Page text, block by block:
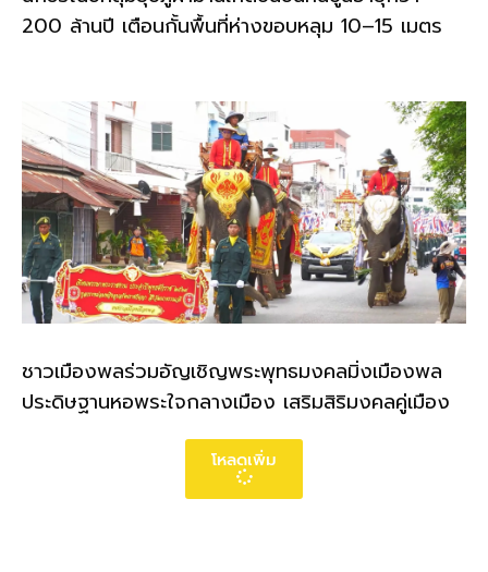
200 ล้านปี เตือนกั้นพื้นที่ห่างขอบหลุม 10–15 เมตร
ชาวเมืองพลร่วมอัญเชิญพระพุทธมงคลมิ่งเมืองพล
ประดิษฐานหอพระใจกลางเมือง เสริมสิริมงคลคู่เมือง
โหลดเพิ่ม